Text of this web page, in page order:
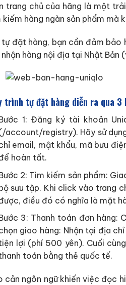
trang chủ của hãng là một
kiếm hàng ngàn sản phẩm mà
đặt hàng, bạn cần đảm bảo
nhận hàng nội địa tại Nhật
trình tự đặt hàng diễn ra qua
1: Đăng ký tài khoản
account/registry). Hãy sử
email, mật khẩu, mã bưu
hoàn tất.
2: Tìm kiếm sản phẩm:
sưu tập. Khi click vào trang
điều đó có nghĩa là mặt
3: Thanh toán đơn hàng:
giao hàng: Nhận tại địa
lợi (phí 500 yên). Cuối
toán bằng thẻ quốc tế.
cản ngôn ngữ khiến việc đọc